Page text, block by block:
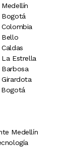
Bogotá
Bello
Estrella
Medellín